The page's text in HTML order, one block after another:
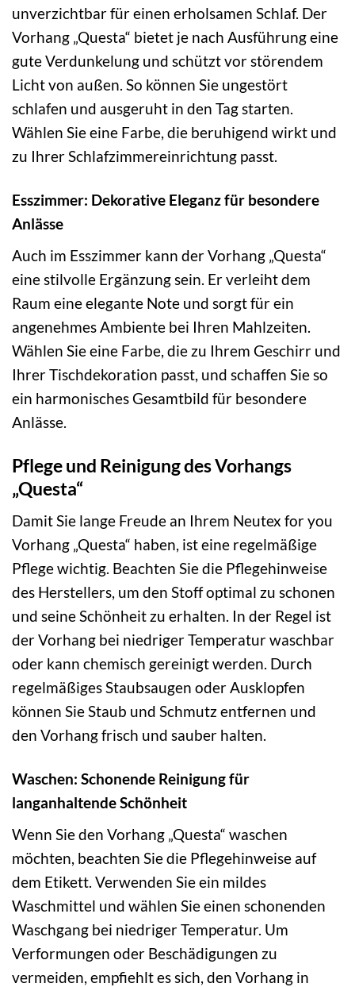
unverzichtbar für einen erholsamen Schlaf. Der
Vorhang „Questa“ bietet je nach Ausführung eine
gute Verdunkelung und schützt vor störendem
Licht von außen. So können Sie ungestört
schlafen und ausgeruht in den Tag starten.
Wählen Sie eine Farbe, die beruhigend wirkt und
zu Ihrer Schlafzimmereinrichtung passt.
Esszimmer: Dekorative Eleganz für besondere
Anlässe
Auch im Esszimmer kann der Vorhang „Questa“
eine stilvolle Ergänzung sein. Er verleiht dem
Raum eine elegante Note und sorgt für ein
angenehmes Ambiente bei Ihren Mahlzeiten.
Wählen Sie eine Farbe, die zu Ihrem Geschirr und
Ihrer Tischdekoration passt, und schaffen Sie so
ein harmonisches Gesamtbild für besondere
Anlässe.
Pflege und Reinigung des Vorhangs
„Questa“
Damit Sie lange Freude an Ihrem Neutex for you
Vorhang „Questa“ haben, ist eine regelmäßige
Pflege wichtig. Beachten Sie die Pflegehinweise
des Herstellers, um den Stoff optimal zu schonen
und seine Schönheit zu erhalten. In der Regel ist
der Vorhang bei niedriger Temperatur waschbar
oder kann chemisch gereinigt werden. Durch
regelmäßiges Staubsaugen oder Ausklopfen
können Sie Staub und Schmutz entfernen und
den Vorhang frisch und sauber halten.
Waschen: Schonende Reinigung für
langanhaltende Schönheit
Wenn Sie den Vorhang „Questa“ waschen
möchten, beachten Sie die Pflegehinweise auf
dem Etikett. Verwenden Sie ein mildes
Waschmittel und wählen Sie einen schonenden
Waschgang bei niedriger Temperatur. Um
Verformungen oder Beschädigungen zu
vermeiden, empfiehlt es sich, den Vorhang in